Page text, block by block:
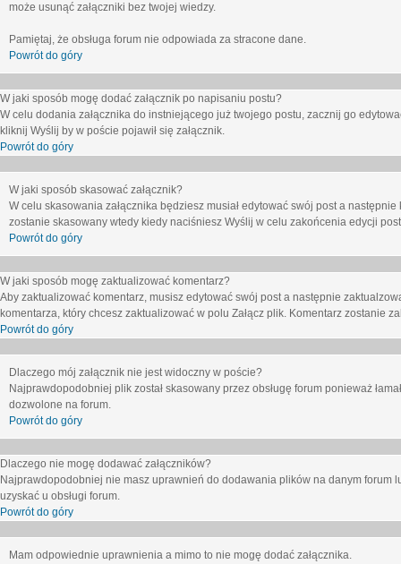
może usunąć załączniki bez twojej wiedzy.
Pamiętaj, że obsługa forum nie odpowiada za stracone dane.
Powrót do góry
W jaki sposób mogę dodać załącznik po napisaniu postu?
W celu dodania załącznika do instniejącego już twojego postu, zacznij go
kliknij Wyślij by w poście pojawił się załącznik.
Powrót do góry
W jaki sposób skasować załącznik?
W celu skasowania załącznika będziesz musiał edytować swój post a
zostanie skasowany wtedy kiedy naciśniesz Wyślij w celu zakońcenia edycji
Powrót do góry
W jaki sposób mogę zaktualizować komentarz?
Aby zaktualizować komentarz, musisz edytować swój post a następnie
komentarza, który chcesz zaktualizować w polu Załącz plik. Komentarz zostanie
Powrót do góry
Dlaczego mój załącznik nie jest widoczny w poście?
Najprawdopodobniej plik został skasowany przez obsługę forum ponieważ
dozwolone na forum.
Powrót do góry
Dlaczego nie mogę dodawać załączników?
Najprawdopodobniej nie masz uprawnień do dodawania plików na danym forum
uzyskać u obsługi forum.
Powrót do góry
Mam odpowiednie uprawnienia a mimo to nie mogę dodać załącznika.